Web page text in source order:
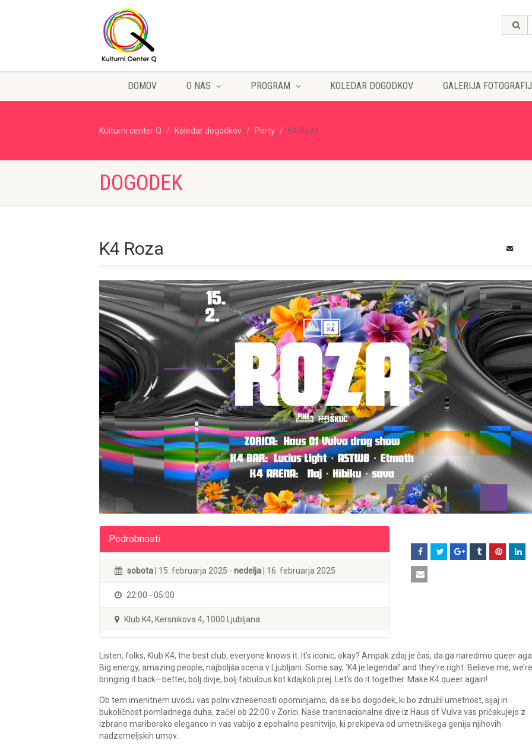
DOMOV O NAS PROGRAM KOLEDAR DOGODKOV GALERIJA FOTOGRAFIJ
Kulturni center Q Koledar dogodkov Party K4 Roza
DOGODEK
K4 Roza
Podrobnosti
sobota| 15. februarja 2025 - nedelja| 16. februarja 2025
22:00 - 05:00
Klub K4, Kersnikova 4, 1000 Ljubljana
Listen, folks, Klub K4, the best club, everyone knows it. It’s iconic, okay? Ampak zdaj je čas, da ga naredimo queer
Big energy, amazing people, najboljša scena v Ljubljani. Some say, ‘K4 je legenda!’ and they’re right. Believe me, we’re
bringing it back—better, bolj divje, bolj fabulous kot kdajkoli prej. Let’s do it together. Make K4 queer again!
Ob tem imenitnem uvodu vas polni vznesenosti opominjamo, da se bo dogodek, ki bo združil umetnost, sijaj in
bukoličnost pomladnega duha, začel ob 22:00 v Zorici. Naše transnacionalne dive iz Haus of Vulva vas pričakujejo z
izbrano mariborsko eleganco in vas vabijo z epohalno pesnitvijo, ki prekipeva od umetniškega genija njihovih
nadzemeljskih umov.